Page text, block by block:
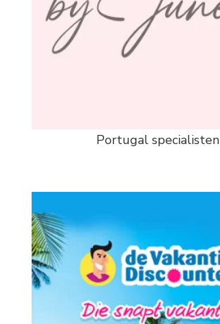
Portugal specialisten